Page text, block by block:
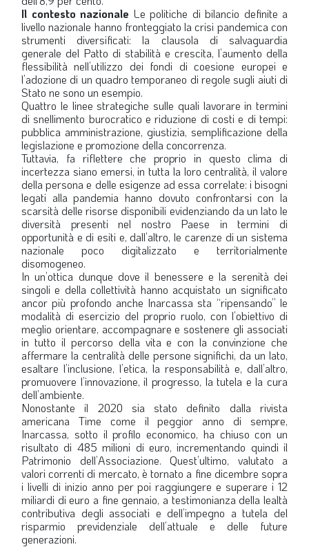
Il contesto nazionale Le politiche di bilancio definite a
livello nazionale hanno fronteggiato la crisi pandemica con
strumenti diversificati: la clausola di salvaguardia
generale del Patto di stabilità e crescita, l’aumento della
flessibilità nell’utilizzo dei fondi di coesione europei e
l’adozione di un quadro temporaneo di regole sugli aiuti di
Stato ne sono un esempio.
Quattro le linee strategiche sulle quali lavorare in termini
di snellimento burocratico e riduzione di costi e di tempi:
pubblica amministrazione, giustizia, semplificazione della
legislazione e promozione della concorrenza.
Tuttavia, fa riflettere che proprio in questo clima di
incertezza siano emersi, in tutta la loro centralità, il valore
della persona e delle esigenze ad essa correlate: i bisogni
legati alla pandemia hanno dovuto confrontarsi con la
scarsità delle risorse disponibili evidenziando da un lato le
diversità presenti nel nostro Paese in termini di
opportunità e di esiti e, dall’altro, le carenze di un sistema
nazionale poco digitalizzato e territorialmente
disomogeneo.
In un’ottica dunque dove il benessere e la serenità dei
singoli e della collettività hanno acquistato un significato
ancor più profondo anche Inarcassa sta “ripensando” le
modalità di esercizio del proprio ruolo, con l’obiettivo di
meglio orientare, accompagnare e sostenere gli associati
in tutto il percorso della vita e con la convinzione che
affermare la centralità delle persone significhi, da un lato,
esaltare l’inclusione, l’etica, la responsabilità e, dall’altro,
promuovere l’innovazione, il progresso, la tutela e la cura
dell’ambiente.
Nonostante il 2020 sia stato definito dalla rivista
americana Time come il peggior anno di sempre,
Inarcassa, sotto il profilo economico, ha chiuso con un
risultato di 485 milioni di euro, incrementando quindi il
Patrimonio dell’Associazione. Quest’ultimo, valutato a
valori correnti di mercato, è tornato a fine dicembre sopra
i livelli di inizio anno per poi raggiungere e superare i 12
miliardi di euro a fine gennaio, a testimonianza della lealtà
contributiva degli associati e dell’impegno a tutela del
risparmio previdenziale dell’attuale e delle future
generazioni.